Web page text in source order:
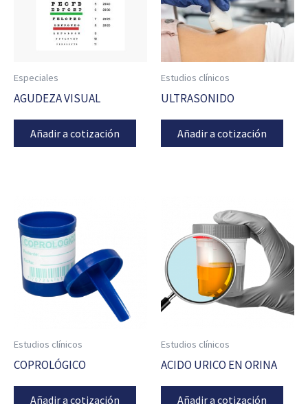
Especiales
AGUDEZA VISUAL
Añadir a cotización
Estudios clínicos
ULTRASONIDO
Añadir a cotización
Estudios clínicos
COPROLÓGICO
Añadir a cotización
Estudios clínicos
ACIDO URICO EN ORINA
Añadir a cotización